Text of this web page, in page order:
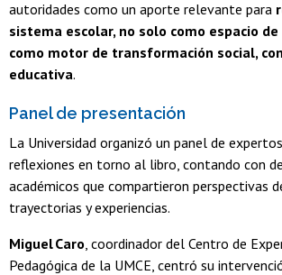
autoridades como un aporte relevante para
sistema escolar, no solo como espacio
como motor de transformación social,
educativa.
Panel de presentación
La Universidad organizó un panel de
reflexiones en torno al libro, contando con
académicos que compartieron perspectivas
trayectorias y experiencias.
Miguel Caro , coordinador del Centro de
Pedagógica de la UMCE, centró su